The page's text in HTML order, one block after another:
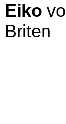
Eiko
Briten